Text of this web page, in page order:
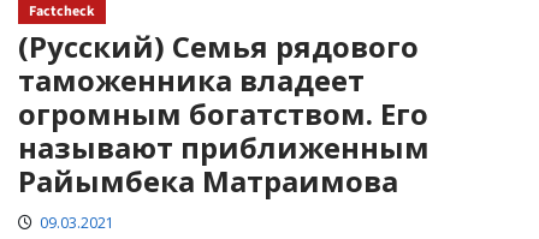
Factcheck
(Русский) Семья рядового
таможенника владеет
огромным богатством. Его
называют приближенным
Райымбека Матраимова
09.03.2021